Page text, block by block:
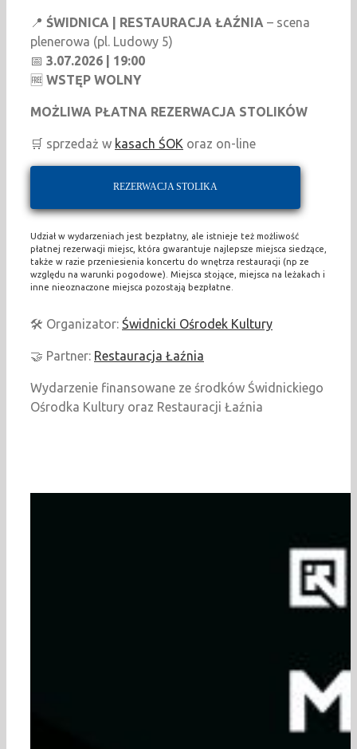
📍 ŚWIDNICA | RESTAURACJA ŁAŹNIA – scena
plenerowa (pl. Ludowy 5)
📅 3.07.2026 | 19:00
🆓 WSTĘP WOLNY
MOŻLIWA PŁATNA REZERWACJA STOLIKÓW
🛒 sprzedaż w kasach ŚOK oraz on-line
REZERWACJA STOLIKA
Udział w wydarzeniach jest bezpłatny, ale istnieje też możliwość
płatnej rezerwacji miejsc, która gwarantuje najlepsze miejsca siedzące,
także w razie przeniesienia koncertu do wnętrza restauracji (np ze
względu na warunki pogodowe). Miejsca stojące, miejsca na leżakach i
inne nieoznaczone miejsca pozostają bezpłatne.
🛠️ Organizator: Świdnicki Ośrodek Kultury
🤝 Partner: Restauracja Łaźnia
Wydarzenie finansowane ze środków Świdnickiego
Ośrodka Kultury oraz Restauracji Łaźnia